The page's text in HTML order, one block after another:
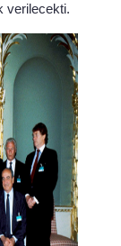
verilecekti.